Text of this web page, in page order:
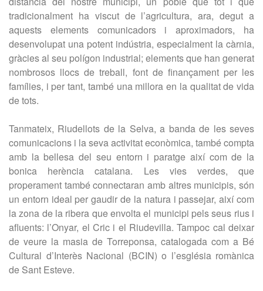
tradicionalment ha viscut de l’agricultura, ara, degut a
aquests elements comunicadors i aproximadors, ha
desenvolupat una potent indústria, especialment la càrnia,
gràcies al seu polígon industrial; elements que han generat
nombrosos llocs de treball, font de finançament per les
famílies, i per tant, també una millora en la qualitat de vida
de tots.
Tanmateix, Riudellots de la Selva, a banda de les seves
comunicacions i la seva activitat econòmica, també compta
amb la bellesa del seu entorn i paratge així com de la
bonica herència catalana. Les vies verdes, que
properament també connectaran amb altres municipis, són
un entorn ideal per gaudir de la natura i passejar, així com
la zona de la ribera que envolta el municipi pels seus rius i
afluents: l’Onyar, el Cric i el Riudevilla. Tampoc cal deixar
de veure la masia de Torreponsa, catalogada com a Bé
Cultural d’Interès Nacional (BCIN) o l’església romànica
de Sant Esteve.